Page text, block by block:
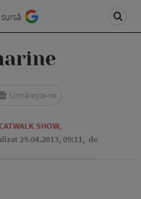
SHOW,
29.04.2013, 09:11, de
Urmărește-ne